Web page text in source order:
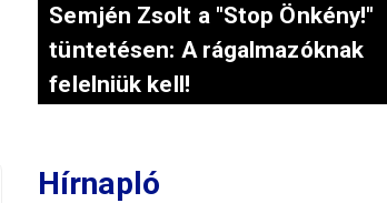
Semjén Zsolt a "Stop Önkény!"
tüntetésen: A rágalmazóknak
felelniük kell!
Hírnapló